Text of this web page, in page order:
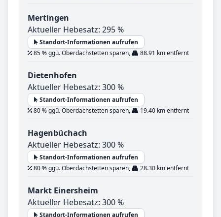
Mertingen
Aktueller Hebesatz: 295 %
Standort-Informationen aufrufen
85 % ggü. Oberdachstetten sparen,
88.91 km entfernt
Dietenhofen
Aktueller Hebesatz: 300 %
Standort-Informationen aufrufen
80 % ggü. Oberdachstetten sparen,
19.40 km entfernt
Hagenbüchach
Aktueller Hebesatz: 300 %
Standort-Informationen aufrufen
80 % ggü. Oberdachstetten sparen,
28.30 km entfernt
Markt Einersheim
Aktueller Hebesatz: 300 %
Standort-Informationen aufrufen